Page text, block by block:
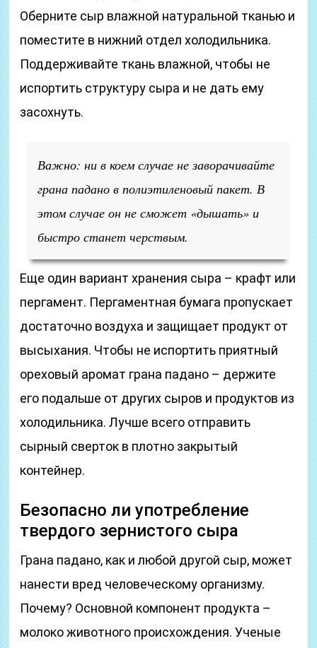
Оберните сыр влажной натуральной тканью и
поместите в нижний отдел холодильника.
Поддерживайте ткань влажной, чтобы не
испортить структуру сыра и не дать ему
засохнуть.
Важно: ни в коем случае не заворачивайте
грана падано в полиэтиленовый пакет. В
этом случае он не сможет «дышать» и
быстро станет черствым.
Еще один вариант хранения сыра – крафт или
пергамент. Пергаментная бумага пропускает
достаточно воздуха и защищает продукт от
высыхания. Чтобы не испортить приятный
ореховый аромат грана падано – держите
его подальше от других сыров и продуктов из
холодильника. Лучше всего отправить
сырный сверток в плотно закрытый
контейнер.
Безопасно ли употребление
твердого зернистого сыра
Грана падано, как и любой другой сыр, может
нанести вред человеческому организму.
Почему? Основной компонент продукта –
молоко животного происхождения. Ученые